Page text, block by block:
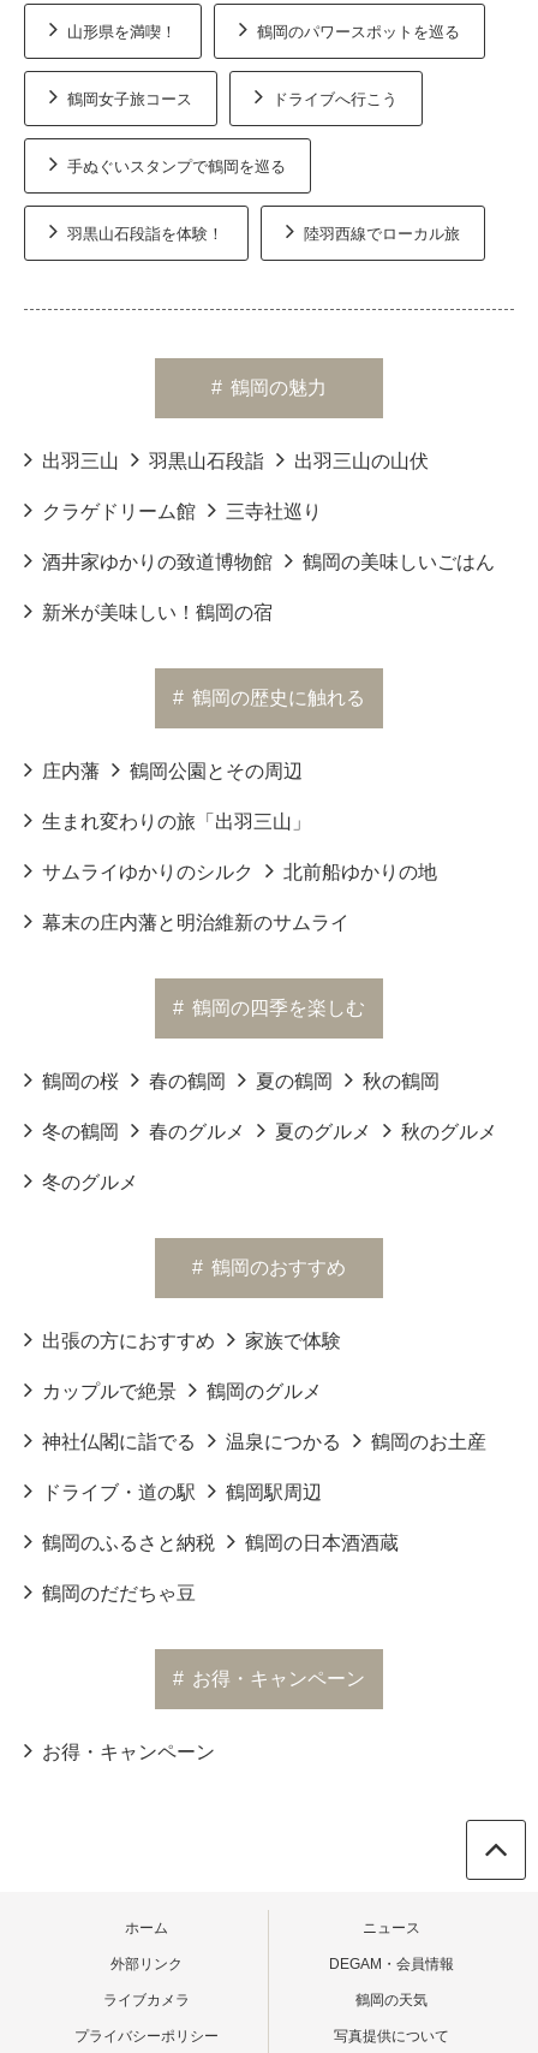
山形県を満喫！ 鶴岡のパワースポットを巡る
鶴岡女子旅コース ドライブへ行こう
手ぬぐいスタンプで鶴岡を巡る
羽黒山石段詣を体験！ 陸羽西線でローカル旅
# 鶴岡の魅力
出羽三山 羽黒山石段詣 出羽三山の山伏
クラゲドリーム館 三寺社巡り
酒井家ゆかりの致道博物館 鶴岡の美味しいごはん
新米が美味しい！鶴岡の宿
# 鶴岡の歴史に触れる
庄内藩 鶴岡公園とその周辺
生まれ変わりの旅「出羽三山」
サムライゆかりのシルク 北前船ゆかりの地
幕末の庄内藩と明治維新のサムライ
# 鶴岡の四季を楽しむ
鶴岡の桜 春の鶴岡 夏の鶴岡 秋の鶴岡
冬の鶴岡 春のグルメ 夏のグルメ 秋のグルメ
冬のグルメ
# 鶴岡のおすすめ
出張の方におすすめ 家族で体験
カップルで絶景 鶴岡のグルメ
神社仏閣に詣でる 温泉につかる 鶴岡のお土産
ドライブ・道の駅 鶴岡駅周辺
鶴岡のふるさと納税 鶴岡の日本酒酒蔵
鶴岡のだだちゃ豆
# お得・キャンペーン
お得・キャンペーン
ホーム ニュース
外部リンク DEGAM・会員情報
ライブカメラ 鶴岡の天気
プライバシーポリシー 写真提供について